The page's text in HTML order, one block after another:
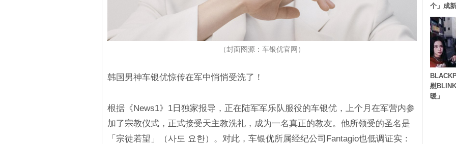
（封面图源：车银优官网）
韩国男神车银优惊传在军中悄悄受洗了！
根据《News1》1日独家报导，正在陆军军乐队服役的车银优，上个月在军营内参
加了宗教仪式，正式接受天主教洗礼，成为一名真正的教友。他所领受的圣名是
「宗徒若望」（사도 요한）。对此，车银优所属经纪公司Fantagio也低调证实：
个」成
慰
暖」